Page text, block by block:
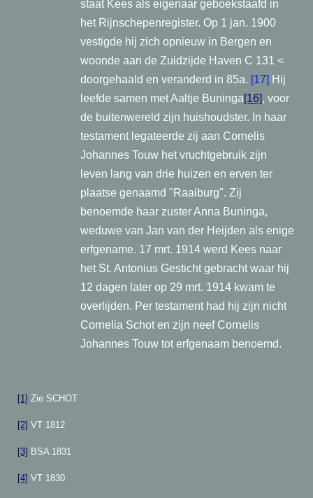
staat Kees als eigenaar geboekstaafd in
het Rijnschepenregister. Op 1 jan. 1900
vestigde hij zich opnieuw in Bergen en
woonde aan de Zuidzijde Haven C 131 <
doorgehaald en veranderd in 85a. [17] Hij
leefde samen met Aaltje Buninga[16], voor
de buitenwereld zijn huishoudster. In haar
testament legateerde zij aan Cornelis
Johannes Touw het vruchtgebruik zijn
leven lang van drie huizen en erven ter
plaatse genaamd "Raaiburg". Zij
benoemde haar zuster Anna Buninga,
weduwe van Jan van der Heijden als enige
erfgename. 17 mrt. 1914 werd Kees naar
het St. Antonius Gesticht gebracht waar hij
12 dagen later op 29 mrt. 1914 kwam te
overlijden. Per testament had hij zijn nicht
Cornelia Schot en zijn neef Cornelis
Johannes Touw tot erfgenaam benoemd.
[1] Zie SCHOT
[2] VT 1812
[3] BSA 1831
[4] VT 1830